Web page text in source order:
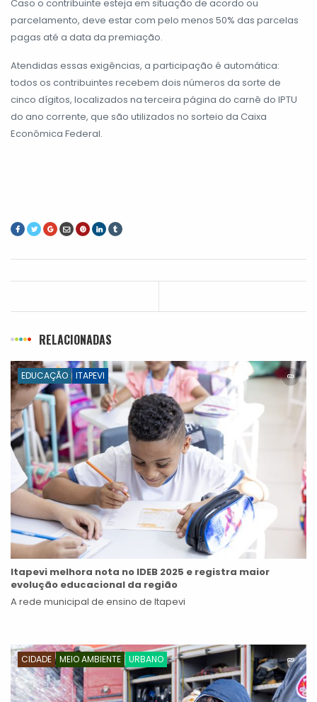
Caso o contribuinte esteja em situação de acordo ou
parcelamento, deve estar com pelo menos 50% das parcelas
pagas até a data da premiação.
Atendidas essas exigências, a participação é automática:
todos os contribuintes recebem dois números da sorte de
cinco dígitos, localizados na terceira página do carnê do IPTU
do ano corrente, que são utilizados no sorteio da Caixa
Econômica Federal.
RELACIONADAS
EDUCAÇÃO ITAPEVI
Itapevi melhora nota no IDEB 2025 e registra maior
evolução educacional da região
A rede municipal de ensino de Itapevi
CIDADE MEIO AMBIENTE URBANO